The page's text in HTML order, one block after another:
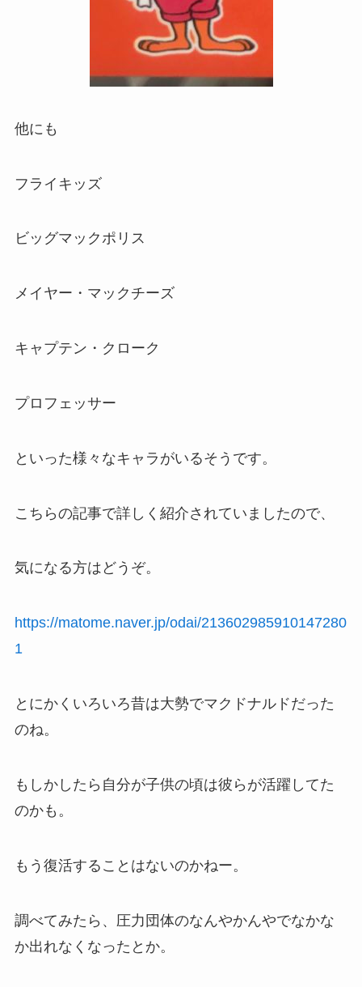
他にも
フライキッズ
ビッグマックポリス
メイヤー・マックチーズ
キャプテン・クローク
プロフェッサー
といった様々なキャラがいるそうです。
こちらの記事で詳しく紹介されていましたので、
気になる方はどうぞ。
https://matome.naver.jp/odai/213602985910147280
1
とにかくいろいろ昔は大勢でマクドナルドだった
のね。
もしかしたら自分が子供の頃は彼らが活躍してた
のかも。
もう復活することはないのかねー。
調べてみたら、圧力団体のなんやかんやでなかな
か出れなくなったとか。